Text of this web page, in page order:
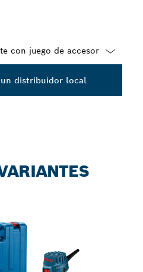
distribuidor local